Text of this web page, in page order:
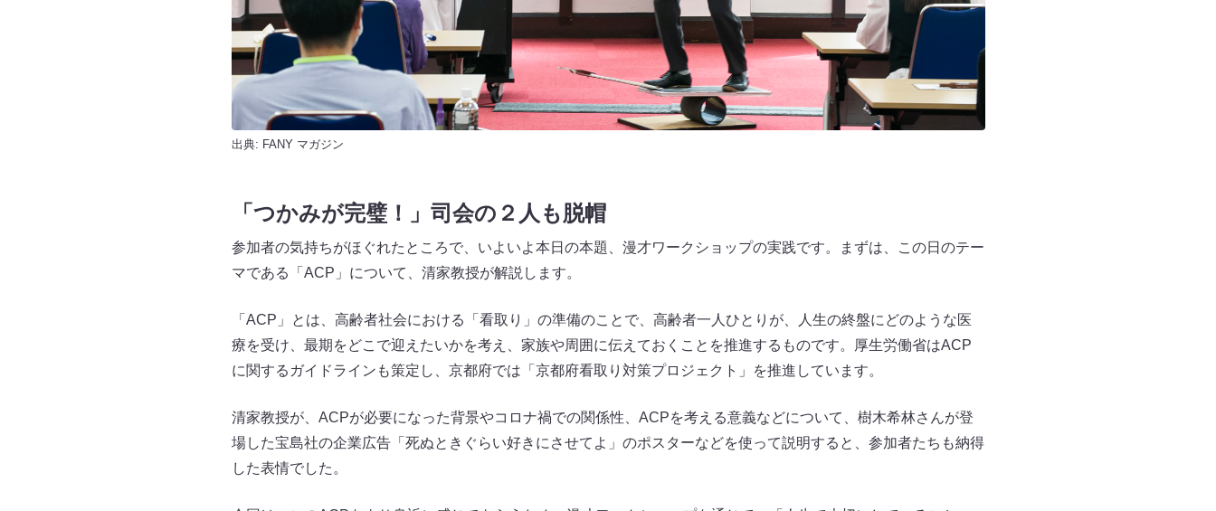
出典: FANY マガジン
「つかみが完璧！」司会の２人も脱帽
参加者の気持ちがほぐれたところで、いよいよ本日の本題、漫才ワークショップの実践です。まずは、この日のテー
マである「ACP」について、清家教授が解説します。
「ACP」とは、高齢者社会における「看取り」の準備のことで、高齢者一人ひとりが、人生の終盤にどのような医
療を受け、最期をどこで迎えたいかを考え、家族や周囲に伝えておくことを推進するものです。厚生労働省はACP
に関するガイドラインも策定し、京都府では「京都府看取り対策プロジェクト」を推進しています。
清家教授が、ACPが必要になった背景やコロナ禍での関係性、ACPを考える意義などについて、樹木希林さんが登
場した宝島社の企業広告「死ぬときぐらい好きにさせてよ」のポスターなどを使って説明すると、参加者たちも納得
した表情でした。